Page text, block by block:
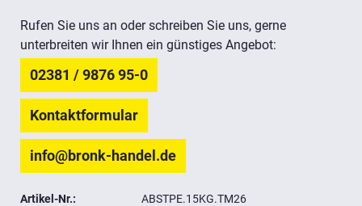
Rufen Sie uns an oder schreiben Sie uns, gerne
unterbreiten wir Ihnen ein günstiges Angebot:
02381 / 9876 95-0
Kontaktformular
info@bronk-handel.de
Artikel-Nr.: ABSTPE.15KG.TM26